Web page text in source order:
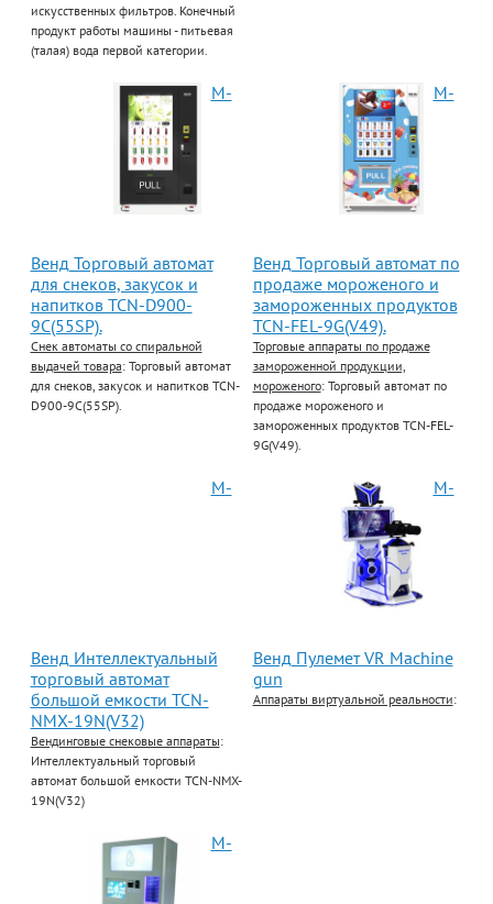
искусственных фильтров. Конечный
продукт работы машины - питьевая
(талая) вода первой категории.
М-
Венд Торговый автомат
для снеков, закусок и
напитков TCN-D900-
9C(55SP).
Снек автоматы со спиральной
выдачей товара: Торговый автомат
для снеков, закусок и напитков TCN-
D900-9C(55SP).
М-
Венд Торговый автомат по
продаже мороженого и
замороженных продуктов
TCN-FEL-9G(V49).
Торговые аппараты по продаже
замороженной продукции,
мороженого: Торговый автомат по
продаже мороженого и
замороженных продуктов TCN-FEL-
9G(V49).
М-
Венд Интеллектуальный
торговый автомат
большой емкости TCN-
NMX-19N(V32)
Вендинговые снековые аппараты:
Интеллектуальный торговый
автомат большой емкости TCN-NMX-
19N(V32)
М-
Венд Пулемет VR Machine
gun
Аппараты виртуальной реальности:
М-